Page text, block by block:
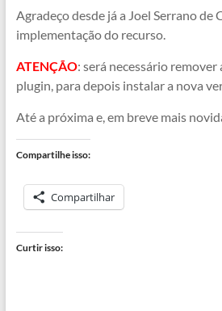
Agradeço desde já a Joel Serrano de
implementação do recurso.
ATENÇÃO: será necessário
plugin, para depois instalar a nova
Até a próxima e, em breve mais
Compartilhe isso:
Compartilhar
Curtir isso: